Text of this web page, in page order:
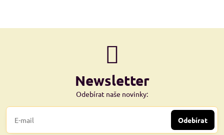
Newsletter
Odebírat naše novinky:
Odebírat